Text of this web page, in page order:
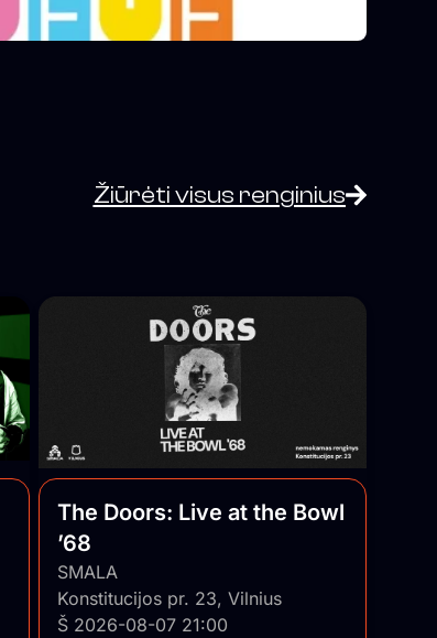
Žiūrėti visus renginius
The Doors: Live at the Bowl
’68
SMALA
Konstitucijos pr. 23, Vilnius
Š 2026-08-07 21:00